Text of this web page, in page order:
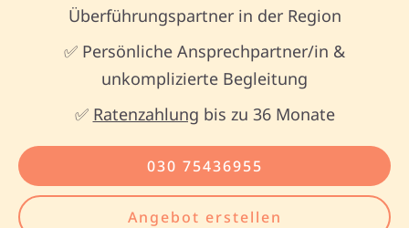
Überführungspartner in der Region
✅ Persönliche Ansprechpartner/in &
unkomplizierte Begleitung
✅ Ratenzahlung bis zu 36 Monate
030 75436955
Angebot erstellen